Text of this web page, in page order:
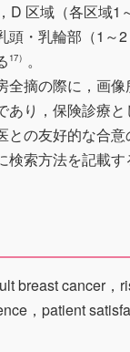
D 区域（各区域
・乳輪部（1～
17） 。
全摘の際に，画
あり，保険診療
との友好的な合
検索方法を記載
breast cancer，
，patient